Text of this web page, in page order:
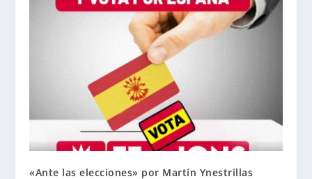
«Ante las elecciones» por Martín Ynestrillas